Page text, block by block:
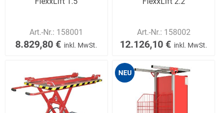
Art.-Nr.: 158001
8.829,80 € inkl. MwSt.
Art.-Nr.: 158002
12.126,10 € inkl. MwSt.
NEU